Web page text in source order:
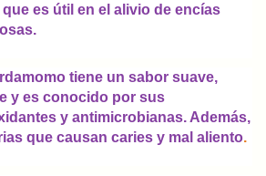
es útil en el alivio de encías
tiene un sabor suave,
y es conocido por sus
y antimicrobianas. Además,
que causan caries y mal aliento.